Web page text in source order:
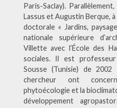
Paris-Saclay).
Lassus et Augustin Berque,
doctorale « Jardins,
nationale supérieure
Villette avec l’École des
sociales. Il est
Sousse (Tunisie) de
chercheur ont
phytoécologie et la
développement